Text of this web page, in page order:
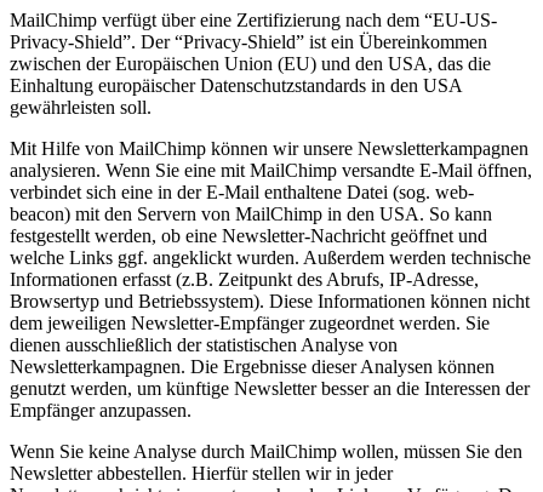
MailChimp verfügt über eine Zertifizierung nach dem “EU-US-
Privacy-Shield”. Der “Privacy-Shield” ist ein Übereinkommen
zwischen der Europäischen Union (EU) und den USA, das die
Einhaltung europäischer Datenschutzstandards in den USA
gewährleisten soll.
Mit Hilfe von MailChimp können wir unsere Newsletterkampagnen
analysieren. Wenn Sie eine mit MailChimp versandte E-Mail öffnen,
verbindet sich eine in der E-Mail enthaltene Datei (sog. web-
beacon) mit den Servern von MailChimp in den USA. So kann
festgestellt werden, ob eine Newsletter-Nachricht geöffnet und
welche Links ggf. angeklickt wurden. Außerdem werden technische
Informationen erfasst (z.B. Zeitpunkt des Abrufs, IP-Adresse,
Browsertyp und Betriebssystem). Diese Informationen können nicht
dem jeweiligen Newsletter-Empfänger zugeordnet werden. Sie
dienen ausschließlich der statistischen Analyse von
Newsletterkampagnen. Die Ergebnisse dieser Analysen können
genutzt werden, um künftige Newsletter besser an die Interessen der
Empfänger anzupassen.
Wenn Sie keine Analyse durch MailChimp wollen, müssen Sie den
Newsletter abbestellen. Hierfür stellen wir in jeder